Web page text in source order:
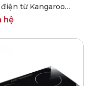
từ Kangaroo
hệ